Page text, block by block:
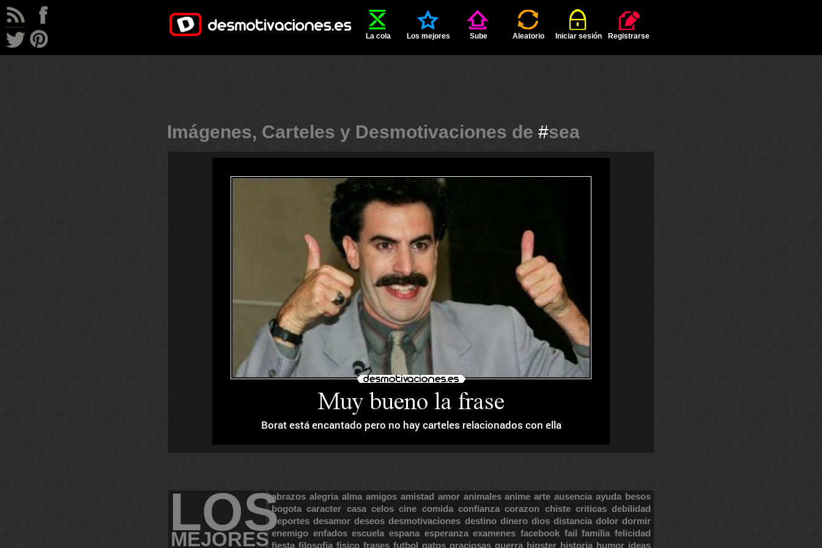
La cola Los mejores Sube Aleatorio Iniciar sesión Registrarse
Imágenes, Carteles y Desmotivaciones de #sea
LOS
MEJORES
abrazos alegria alma amigos amistad amor animales anime arte ausencia ayuda besos
bogota caracter casa celos cine comida confianza corazon chiste criticas debilidad
deportes desamor deseos desmotivaciones destino dinero dios distancia dolor dormir
enemigo enfados escuela espana esperanza examenes facebook fail familia felicidad
fiesta filosofia fisico frases futbol gatos graciosas guerra hipster historia humor ideas